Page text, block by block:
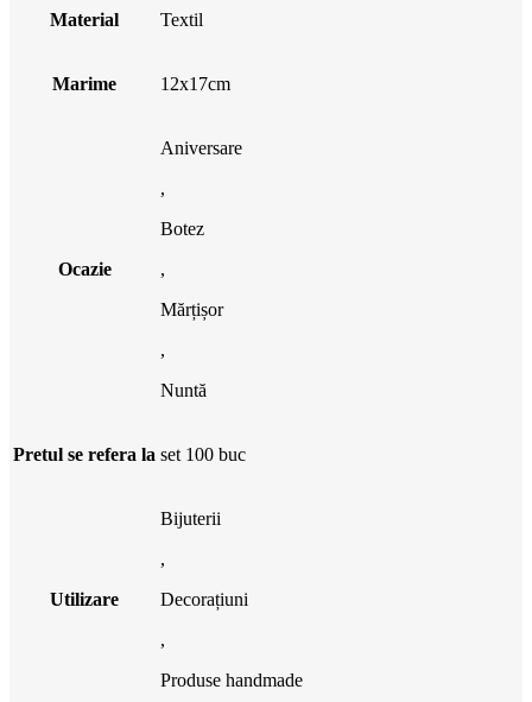
Material Textil
Marime 12x17cm
Ocazie
Aniversare
,
Botez
,
Mărțișor
,
Nuntă
Pretul se refera la set 100 buc
Utilizare
Bijuterii
,
Decorațiuni
,
Produse handmade